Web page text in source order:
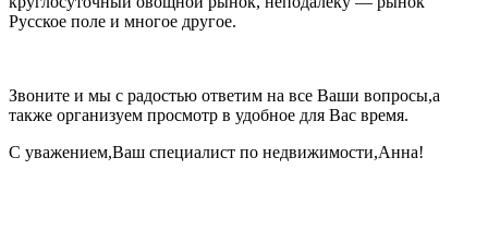
Русское поле и многое другое.
Звоните и мы с радостью ответим на все Ваши вопросы,а
также организуем просмотр в удобное для Вас время.
С уважением,Ваш специалист по недвижимости,Анна!